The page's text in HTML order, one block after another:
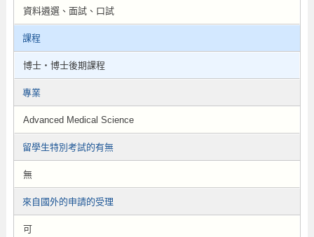
資料遴選、面試、口試
課程
博士・博士後期課程
專業
Advanced Medical Science
留學生特別考試的有無
無
來自國外的申請的受理
可